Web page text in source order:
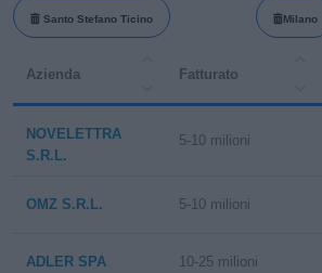
Santo Stefano Ticino Milano
Azienda Fatturato
NOVELETTRA
S.R.L.
5-10 milioni
OMZ S.R.L. 5-10 milioni
ADLER SPA 10-25 milioni